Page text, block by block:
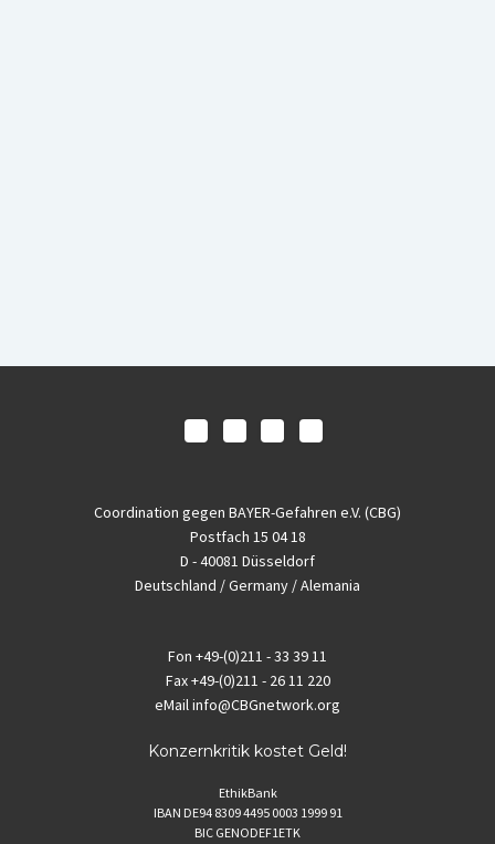
Coordination gegen BAYER-Gefahren e.V. (CBG)
Postfach 15 04 18
D - 40081 Düsseldorf
Deutschland / Germany / Alemania
Fon +49-(0)211 - 33 39 11
Fax+49-(0)211 - 26 11 220
eMailinfo@CBGnetwork.org
Konzernkritik kostet Geld!
EthikBank
IBAN DE94 8309 4495 0003 1999 91
BIC GENODEF1ETK